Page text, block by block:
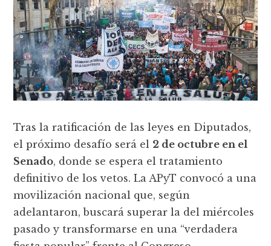
Tras la ratificación de las leyes en Diputados,
el próximo desafío será el 2 de octubre en el
Senado, donde se espera el tratamiento
definitivo de los vetos. La APyT convocó a una
movilización nacional que, según
adelantaron, buscará superar la del miércoles
pasado y transformarse en una “verdadera